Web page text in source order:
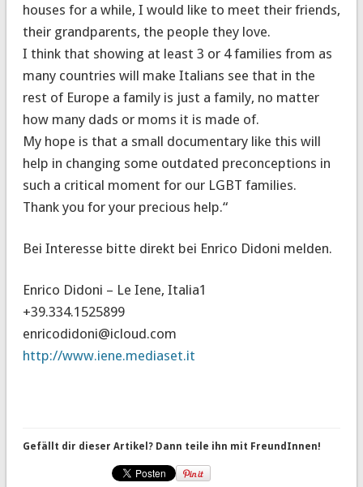
houses for a while, I would like to meet their friends,
their grandparents, the people they love.
I think that showing at least 3 or 4 families from as
many countries will make Italians see that in the
rest of Europe a family is just a family, no matter
how many dads or moms it is made of.
My hope is that a small documentary like this will
help in changing some outdated preconceptions in
such a critical moment for our LGBT families.
Thank you for your precious help.“
Bei Interesse bitte direkt bei Enrico Didoni melden.
Enrico Didoni – Le Iene, Italia1
+39.334.1525899
enricodidoni@icloud.com
http://www.iene.mediaset.it
Gefällt dir dieser Artikel? Dann teile ihn mit FreundInnen!